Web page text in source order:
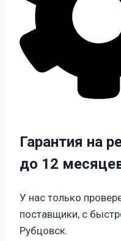
Гарантия на
до 12
У нас только
поставщики, с
Рубцовск.